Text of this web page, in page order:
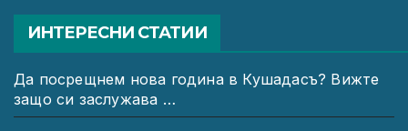
ИНТЕРЕСНИ СТАТИИ
Да посрещнем нова година в Кушадасъ? Вижте
защо си заслужава …